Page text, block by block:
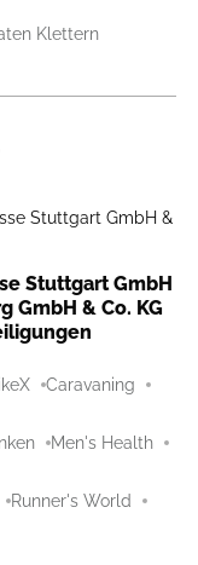
Klettern
Stuttgart GmbH &
Stuttgart GmbH
GmbH & Co. KG
Caravaning
Men's Health
Runner's World